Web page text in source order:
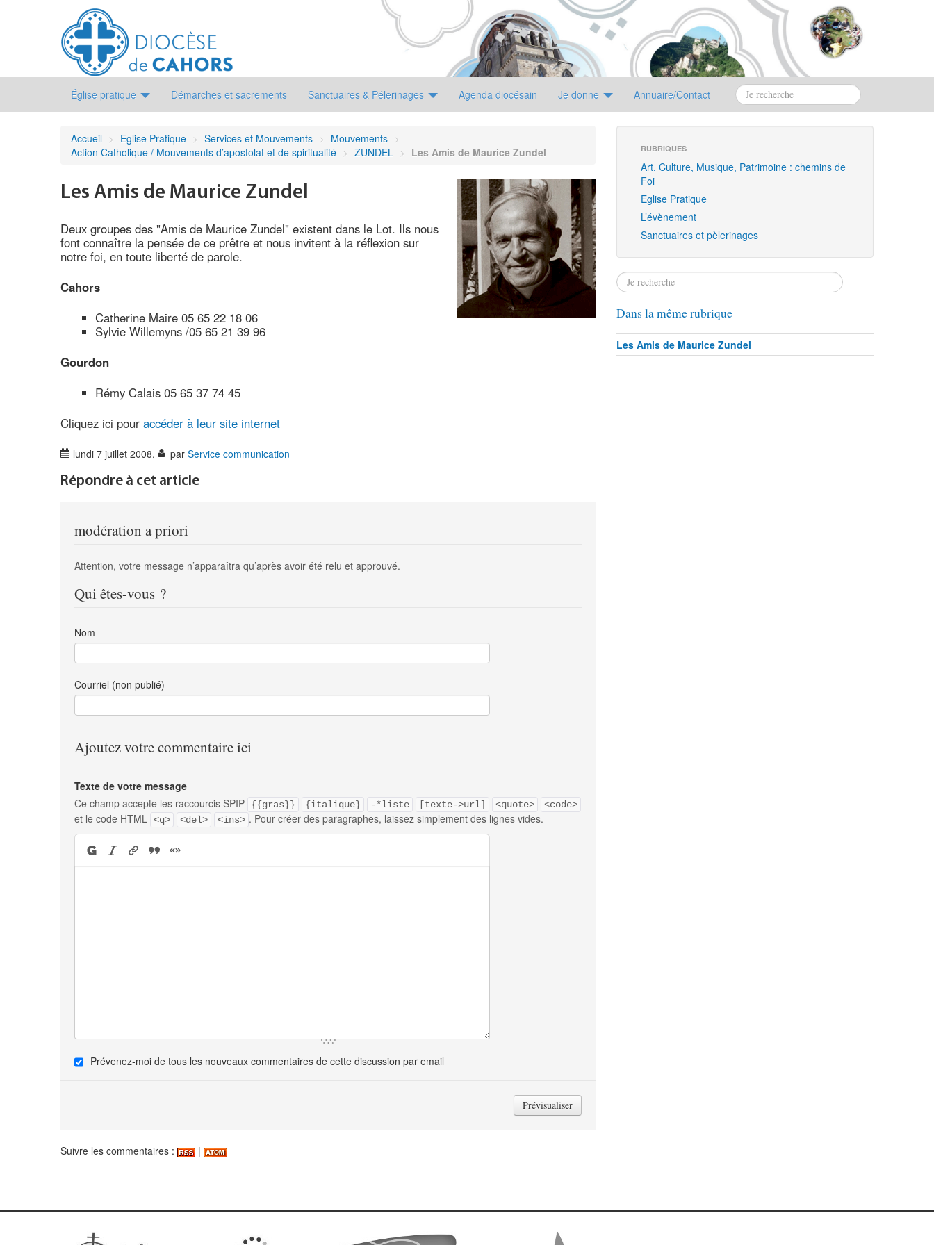
Église pratique Démarches et sacrements Sanctuaires & Pélerinages Agenda diocésain Je donne Annuaire/Contact
Accueil > Eglise Pratique > Services et Mouvements > Mouvements >
Action Catholique / Mouvements d’apostolat et de spiritualité > ZUNDEL > Les Amis de Maurice Zundel
Les Amis de Maurice Zundel
Deux groupes des "Amis de Maurice Zundel" existent dans le Lot. Ils nous
font connaître la pensée de ce prêtre et nous invitent à la réflexion sur
notre foi, en toute liberté de parole.
Cahors
Catherine Maire 05 65 22 18 06
Sylvie Willemyns /05 65 21 39 96
Gourdon
Rémy Calais 05 65 37 74 45
Cliquez ici pour accéder à leur site internet
lundi 7 juillet 2008, par Service communication
Répondre à cet article
modération a priori
Attention, votre message n’apparaîtra qu’après avoir été relu et approuvé.
Qui êtes-vous ?
Nom
Courriel (non publié)
Ajoutez votre commentaire ici
Texte de votre message
Ce champ accepte les raccourcis SPIP
{{gras}} {italique} -*liste [texte->url] <quote> <code>
et le code HTML <q> <del> <ins> . Pour créer des paragraphes, laissez simplement des lignes vides.
Prévenez-moi de tous les nouveaux commentaires de cette discussion par email
Suivre les commentaires : |
RUBRIQUES
Art, Culture, Musique, Patrimoine : chemins de
Foi
Eglise Pratique
L’évènement
Sanctuaires et pèlerinages
Dans la même rubrique
Les Amis de Maurice Zundel